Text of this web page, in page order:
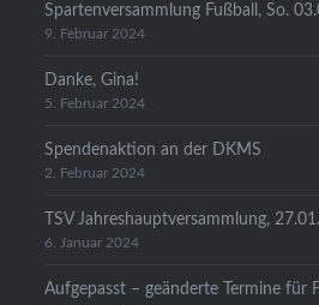
Spartenversammlung Fußball, So.
9. Februar 2024
Danke, Gina!
5. Februar 2024
Spendenaktion an der DKMS
2. Februar 2024
TSV Jahreshauptversammlung,
6. Januar 2024
Aufgepasst – geänderte Termine für